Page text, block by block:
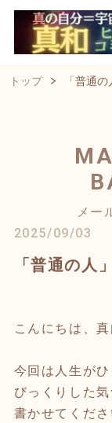
トップ 「普通
メー
2025/09/03
「普通の人
こんにちは、真
今回は人生が
びっくりした
書かせてくださ